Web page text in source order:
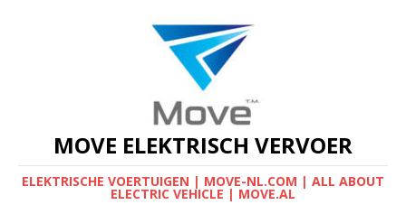
MOVE ELEKTRISCH VERVOER
ELEKTRISCHE VOERTUIGEN | MOVE-NL.COM | ALL ABOUT
ELECTRIC VEHICLE | MOVE.AL